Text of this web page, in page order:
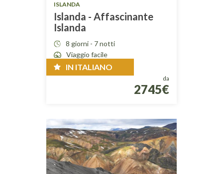
ISLANDA
Islanda - Affascinante
Islanda
8 giorni - 7 notti
Viaggio facile
IN ITALIANO
da
2745€